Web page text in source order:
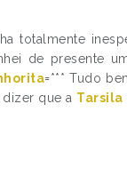
totalmente
de presente
=*** Tudo
dizer que a Tarsila